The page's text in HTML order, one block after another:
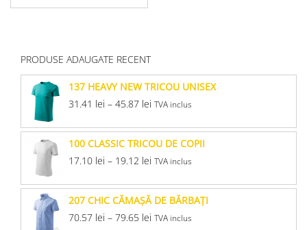
PRODUSE ADAUGATE RECENT
137 HEAVY NEW TRICOU UNISEX
31.41 lei – 45.87 lei TVA inclus
100 CLASSIC TRICOU DE COPII
17.10 lei – 19.12 lei TVA inclus
207 CHIC CĂMAŞĂ DE BĂRBAŢI
70.57 lei – 79.65 lei TVA inclus